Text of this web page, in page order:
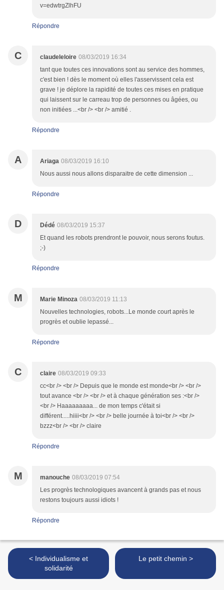
v=edwtrgZlhFU
Répondre
C claudeleloire 08/03/2019 16:34
tant que toutes ces innovations sont au service des hommes,
c'est bien ! dès le moment où elles l'asservissent cela est
grave ! je déplore la rapidité de toutes ces mises en pratique
qui laissent sur le carreau trop de personnes ou âgées, ou
non initiées ...<br /> <br /> amitié .
Répondre
A Ariaga 08/03/2019 16:10
Nous aussi nous allons disparaitre de cette dimension ...
Répondre
D Dédé 08/03/2019 15:37
Et quand les robots prendront le pouvoir, nous serons foutus.
;-)
Répondre
M Marie Minoza 08/03/2019 11:13
Nouvelles technologies, robots...Le monde court après le
progrès et oublie lepassé...
Répondre
C claire 08/03/2019 09:33
cc<br /> <br /> Depuis que le monde est monde<br /> <br />
tout avance <br /> <br /> et à chaque génération ses :<br />
<br /> Haaaaaaaaa... de mon temps c'était si
différent.....hiiii<br /> <br /> belle journée à toi<br /> <br />
bzzz<br /> <br /> claire
Répondre
M manouche 08/03/2019 07:54
Les progrès technologiques avancent à grands pas et nous
restons toujours aussi idiots !
Répondre
< Individualisme et
solidarité
Le petit chemin >